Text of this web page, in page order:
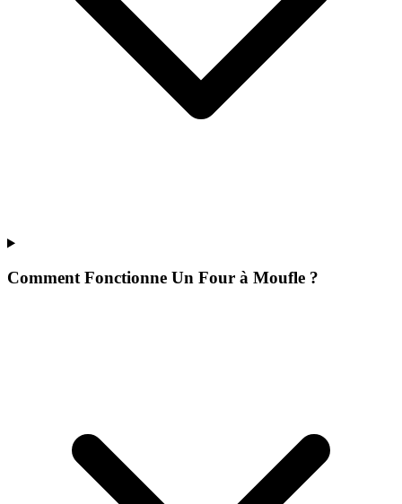
Comment Fonctionne Un Four à Moufle ?